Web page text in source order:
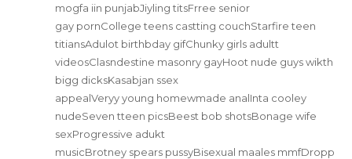
mogfa iin punjabJiyling titsFrree senior
gay pornCollege teens castting couchStarfire teen
titiansAdulot birthbday gifChunky girls adultt
videosClasndestine masonry gayHoot nude guys wikth
bigg dicksKasabjan ssex
appealVeryy young homewmade analInta cooley
nudeSeven tteen picsBeest bob shotsBonage wife
sexProgressive adukt
musicBrotney spears pussyBisexual maales mmfDropp